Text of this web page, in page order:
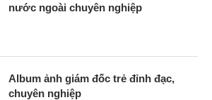
nước ngoài chuyên nghiệp
Album ảnh giám đốc trẻ đỉnh đạc,
chuyên nghiệp